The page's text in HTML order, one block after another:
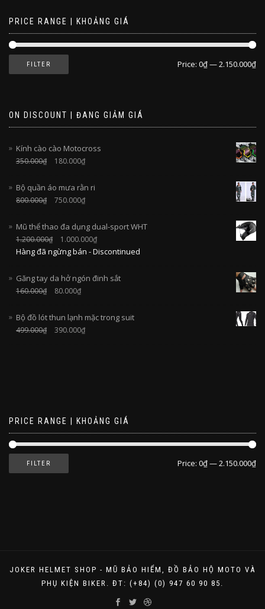
PRICE RANGE | KHOẢNG GIÁ
FILTER Price: 0₫—2.150.000₫
ON DISCOUNT | ĐANG GIẢM GIÁ
Kính cào cào Motocross
350.000₫ 180.000₫
Bộ quần áo mưa rằn ri
800.000₫ 750.000₫
Mũ thể thao đa dụng dual-sport WHT
1.200.000₫ 1.000.000₫
Hàng đã ngừng bán - Discontinued
Găng tay da hở ngón đinh sắt
160.000₫ 80.000₫
Bộ đồ lót thun lạnh mặc trong suit
499.000₫ 390.000₫
PRICE RANGE | KHOẢNG GIÁ
FILTER Price: 0₫—2.150.000₫
JOKER HELMET SHOP - MŨ BẢO HIỂM, ĐỒ BẢO HỘ MOTO VÀ
PHỤ KIỆN BIKER. ĐT: (+84) (0) 947 60 90 85.